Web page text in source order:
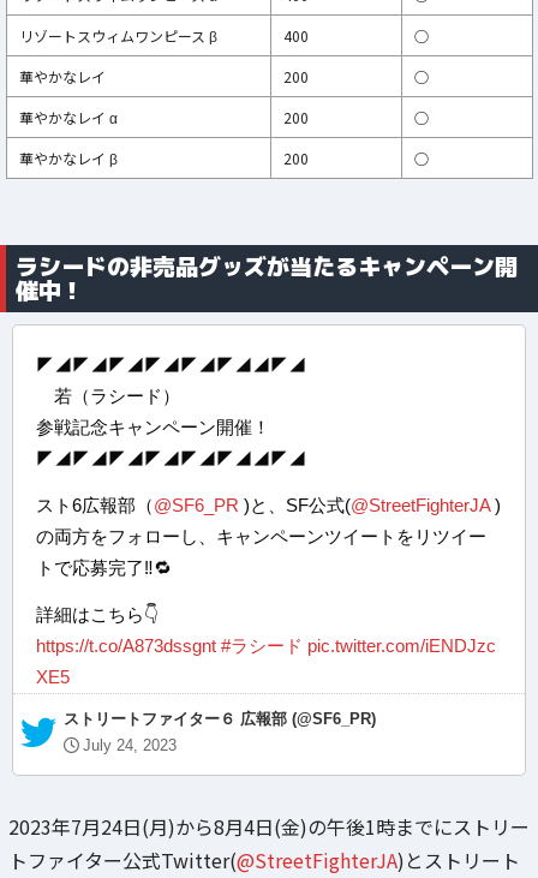
リゾートスウィムワンピース β
400
○
華やかなレイ
200
○
華やかなレイ α
200
○
華やかなレイ β
200 ○
ラシードの非売品グッズが当たるキャンペーン開
催中！
◤◢◤◢◤◢◤◢◤◢◤◢◢◤◢
若（ラシード）
参戦記念キャンペーン開催！
◤◢◤◢◤◢◤◢◤◢◤◢◢◤◢
スト6広報部（@SF6_PR )と、SF公式(@StreetFighterJA)
の両方をフォローし、キャンペーンツイートをリツイー
トで応募完了‼🔁
詳細はこちら👇
https://t.co/A873dssgnt #ラシード pic.twitter.com/iENDJzc
XE5
— ストリートファイター６ 広報部 (@SF6_PR)
July 24, 2023
2023年7月24日(月)から8月4日(金)の午後1時までにストリー
トファイター公式Twitter(@StreetFighterJA)とストリート